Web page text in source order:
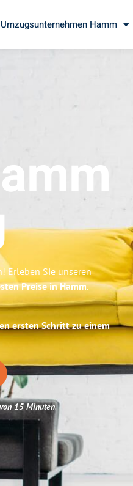
Umzugsunternehmen Hamm
Erleben Sie unseren
Preise in Hamm.
ersten Schritt zu einem
15 Minuten.